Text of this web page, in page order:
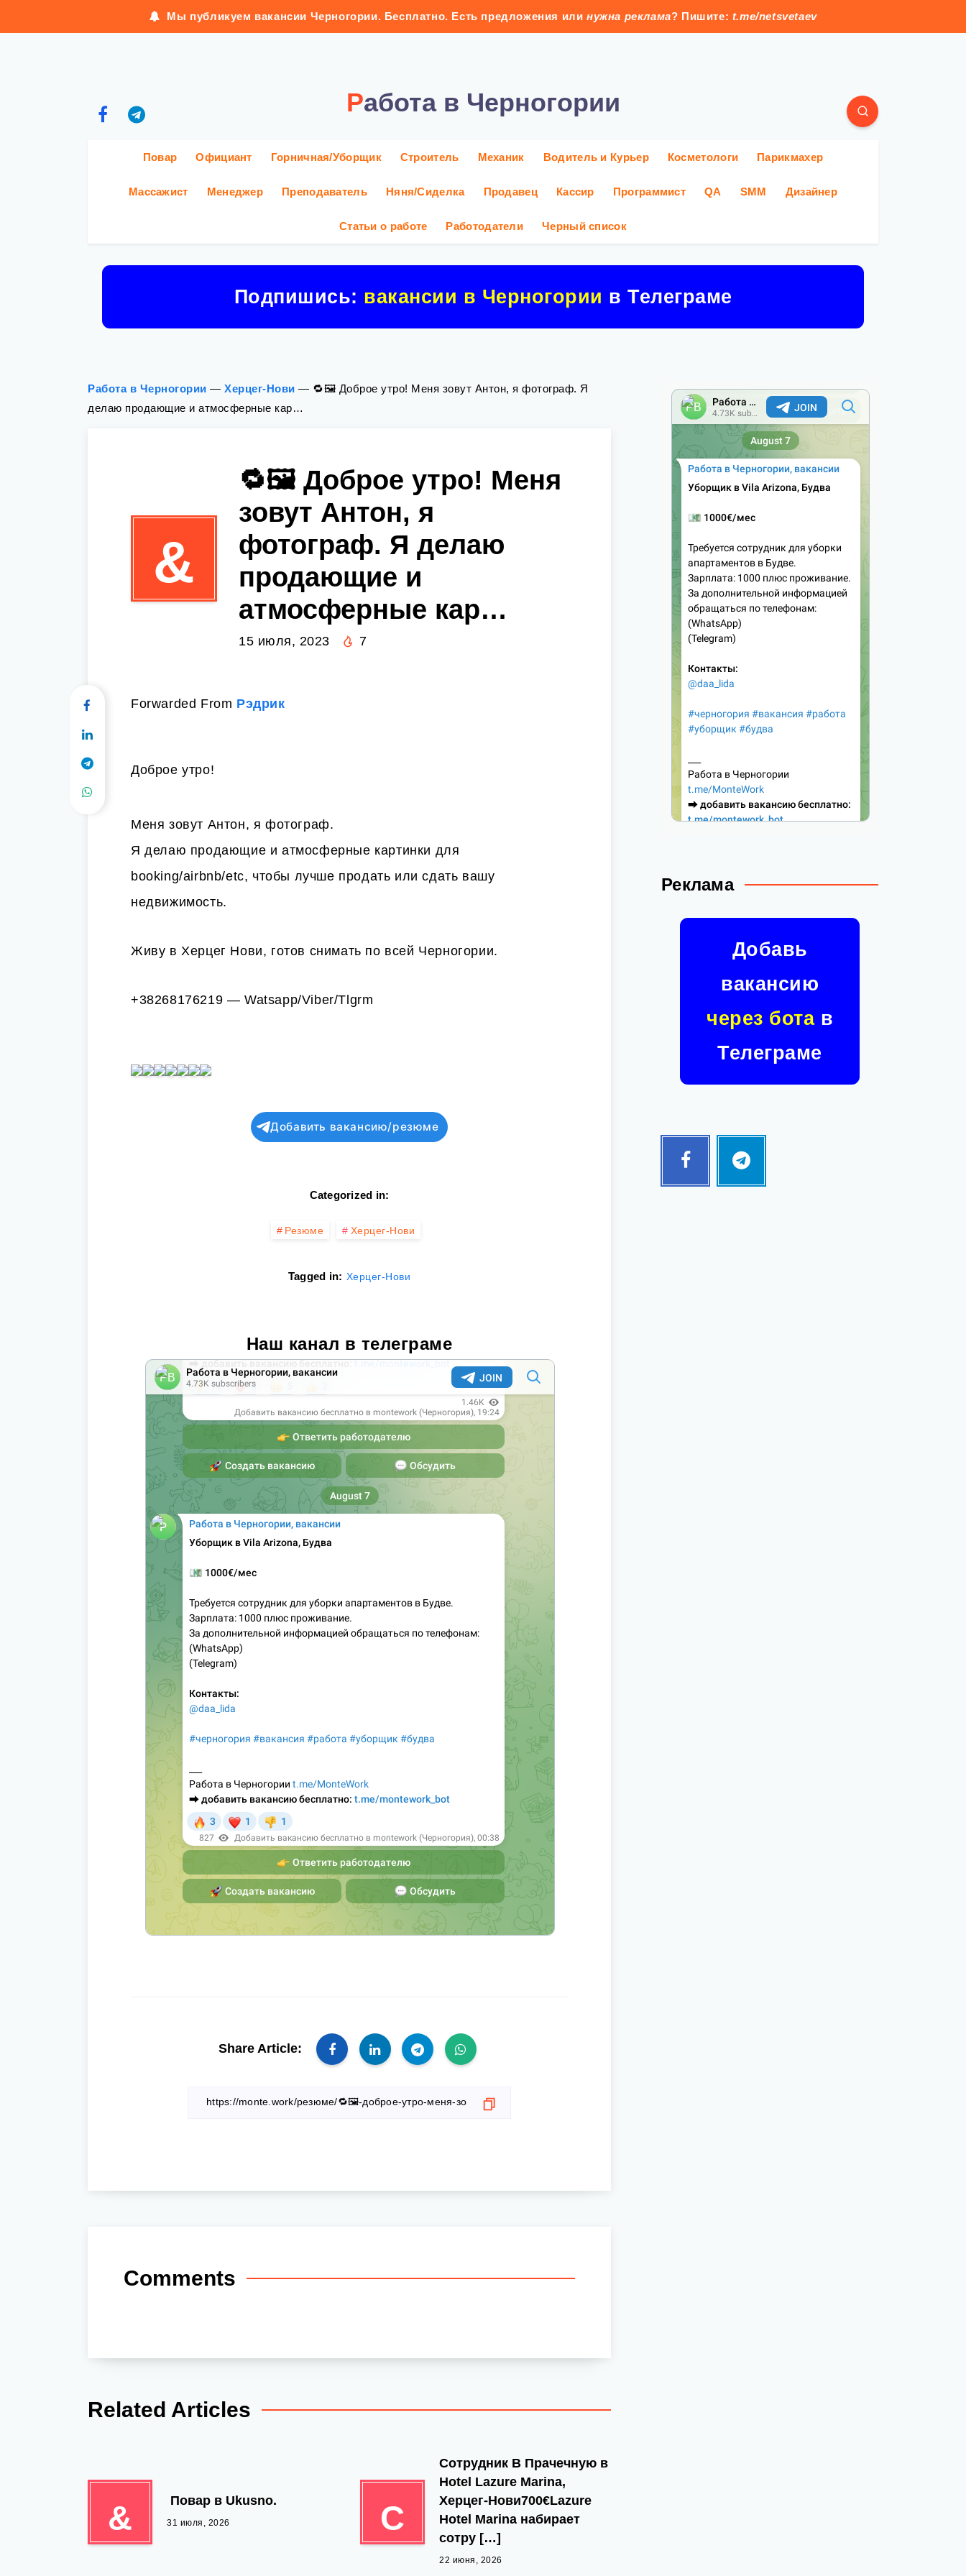
Мы публикуем вакансии Черногории. Бесплатно. Есть предложения или нужна реклама? Пишите: t.me/netsvetaev
Работа в Черногории
Повар Официант Горничная/Уборщик Строитель Механик Водитель и Курьер Косметологи Парикмахер
Массажист Менеджер Преподаватель Няня/Сиделка Продавец Кассир Программист QA SMM Дизайнер
Статьи о работе Работодатели Черный список
Подпишись: вакансии в Черногории в Телеграме
Работа в Черногории — Херцег-Нови — 🔁🖼 Доброе утро! Меня зовут Антон, я фотограф. Я
делаю продающие и атмосферные кар…
&
🔁🖼 Доброе утро! Меня
зовут Антон, я
фотограф. Я делаю
продающие и
атмосферные кар…
15 июля, 2023 7
Forwarded From Рэдрик
Доброе утро!
Меня зовут Антон, я фотограф.
Я делаю продающие и атмосферные картинки для
booking/airbnb/etc, чтобы лучше продать или сдать вашу
недвижимость.
Живу в Херцег Нови, готов снимать по всей Черногории.
+38268176219 — Watsapp/Viber/Tlgrm
Добавить вакансию/резюме
Categorized in:
Резюме Херцег-Нови
Tagged in: Херцег-Нови
Наш канал в телеграме
Share Article:
Comments
Related Articles
& ‍ Повар в Ukusno.
31 июля, 2026 С
Сотрудник В Прачечную в
Hotel Lazure Marina,
Херцег-Нови700€Lazure
Hotel Marina набирает
сотру […]
22 июня, 2026
Реклама
Добавь
вакансию
через ботав
Телеграме
Facebook
Follow
Telegram
Follow